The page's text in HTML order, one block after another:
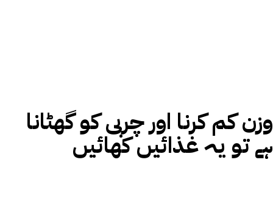
وزن کم کرنا اور چربی کو گھٹانا
ہے تو یہ غذائیں کھائیں